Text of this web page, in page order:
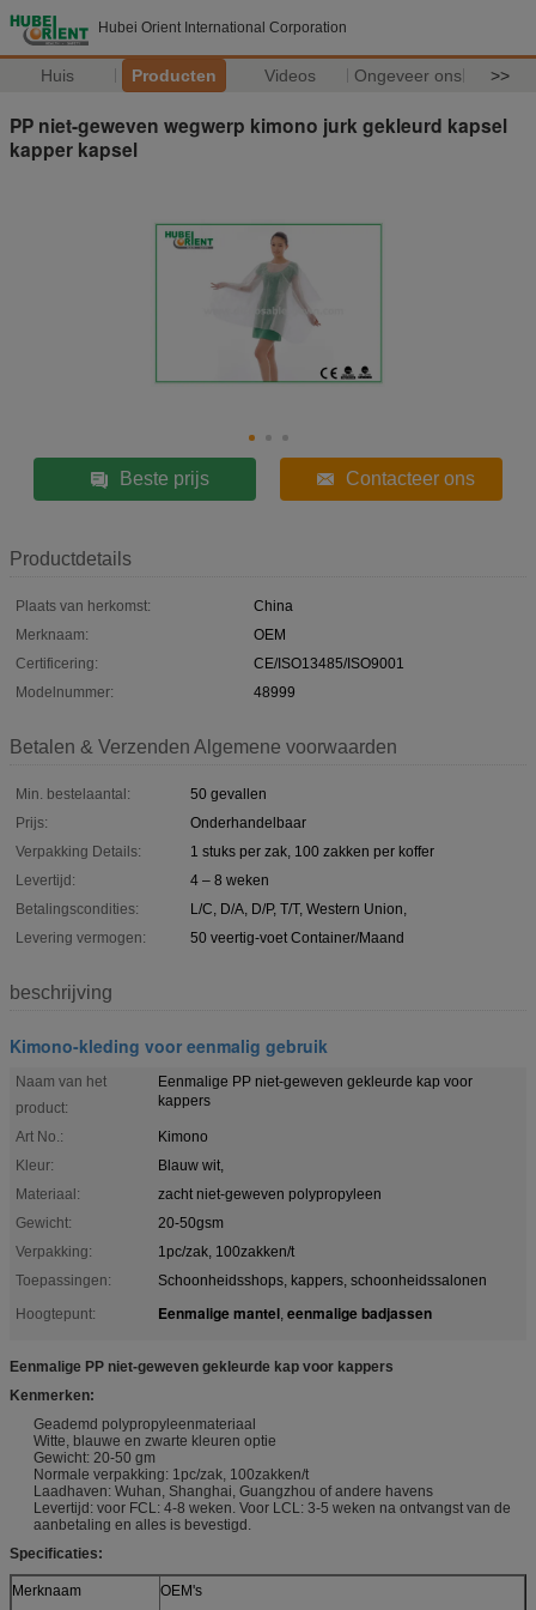
Hubei Orient International Corporation
Huis Producten Videos Ongeveer ons >>
PP niet-geweven wegwerp kimono jurk gekleurd kapsel
kapper kapsel
Beste prijs Contacteer ons
Productdetails
Plaats van herkomst:
China
Merknaam:
OEM
Certificering:
CE/ISO13485/ISO9001
Modelnummer:
48999
Betalen & Verzenden Algemene voorwaarden
Min. bestelaantal:
50 gevallen
Prijs:
Onderhandelbaar
Verpakking Details:
1 stuks per zak, 100 zakken per koffer
Levertijd:
4 – 8 weken
Betalingscondities:
L/C, D/A, D/P, T/T, Western Union,
Levering vermogen:
50 veertig-voet Container/Maand
beschrijving
Kimono-kleding voor eenmalig gebruik
Naam van het
product:
Eenmalige PP niet-geweven gekleurde kap voor
kappers
Art No.:
Kimono
Kleur:
Blauw wit,
Materiaal:
zacht niet-geweven polypropyleen
Gewicht:
20-50gsm
Verpakking:
1pc/zak, 100zakken/t
Toepassingen:
Schoonheidsshops, kappers, schoonheidssalonen
Hoogtepunt:
Eenmalige mantel, eenmalige badjassen
Eenmalige PP niet-geweven gekleurde kap voor kappers
Kenmerken:
Geademd polypropyleenmateriaal
Witte, blauwe en zwarte kleuren optie
Gewicht: 20-50 gm
Normale verpakking: 1pc/zak, 100zakken/t
Laadhaven: Wuhan, Shanghai, Guangzhou of andere havens
Levertijd: voor FCL: 4-8 weken. Voor LCL: 3-5 weken na ontvangst van de
aanbetaling en alles is bevestigd.
Specificaties:
Merknaam OEM's